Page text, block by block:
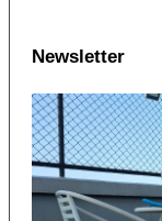
Newsletter